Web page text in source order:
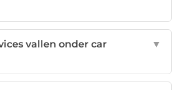
vallen onder car
▼